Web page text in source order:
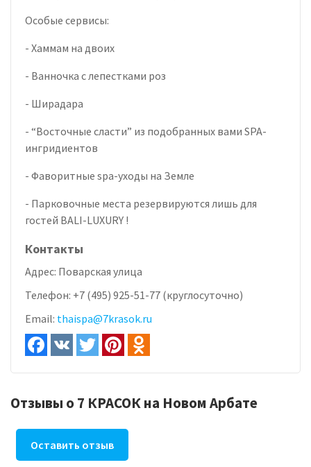
Особые сервисы:
- Хаммам на двоих
- Ванночка с лепестками роз
- Ширадара
- “Восточные сласти” из подобранных вами SPA-
ингридиентов
- Фаворитные spa-уходы на Земле
- Парковочные места резервируются лишь для
гостей BALI-LUXURY !
Контакты
Адрес: Поварская улица
Телефон: +7 (495) 925-51-77 (круглосуточно)
Email: thaispa@7krasok.ru
Отзывы о 7 КРАСОК на Новом Арбате
Оставить отзыв